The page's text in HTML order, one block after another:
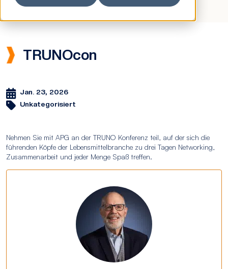
TRUNOcon
Jan. 23, 2026
Unkategorisiert
Nehmen Sie mit APG an der TRUNO Konferenz teil, auf der sich die
führenden Köpfe der Lebensmittelbranche zu drei Tagen Networking,
Zusammenarbeit und jeder Menge Spaß treffen.